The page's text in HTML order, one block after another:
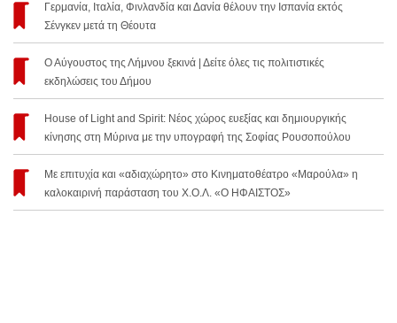
Γερμανία, Ιταλία, Φινλανδία και Δανία θέλουν την Ισπανία εκτός
Σένγκεν μετά τη Θέουτα
Ο Αύγουστος της Λήμνου ξεκινά | Δείτε όλες τις πολιτιστικές
εκδηλώσεις του Δήμου
House of Light and Spirit: Νέος χώρος ευεξίας και δημιουργικής
κίνησης στη Μύρινα με την υπογραφή της Σοφίας Ρουσοπούλου
Με επιτυχία και «αδιαχώρητο» στο Κινηματοθέατρο «Μαρούλα» η
καλοκαιρινή παράσταση του Χ.Ο.Λ. «Ο ΗΦΑΙΣΤΟΣ»